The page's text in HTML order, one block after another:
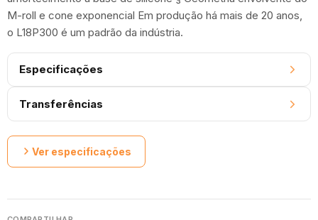
M-roll e cone exponencial Em produção há mais de 20 anos,
o L18P300 é um padrão da indústria.
Especificações
Transferências
Ver especificações